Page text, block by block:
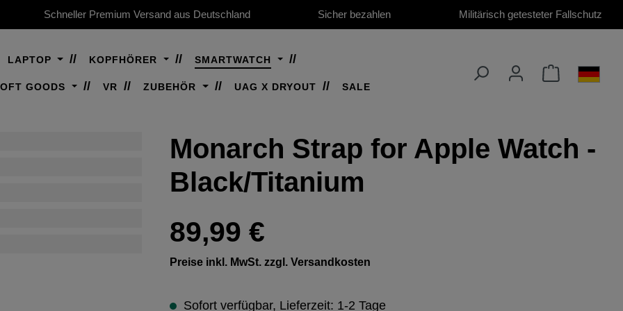
Schneller Premium Versand aus Deutschland Sicher bezahlen Militärisch getesteter Fallschutz
LAPTOP KOPFHÖRER SMARTWATCH
GOODS VR ZUBEHÖR UAG X DRYOUT SALE
Monarch Strap for Apple Watch -
Black/Titanium
Regulärer Preis:
89,99 €
Preise inkl. MwSt. zzgl. Versandkosten
Sofort verfügbar, Lieferzeit: 1-2 Tage